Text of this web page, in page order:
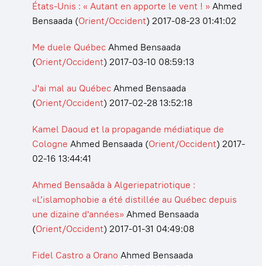
États-Unis : « Autant en apporte le vent ! » Ahmed
Bensaada (Orient/Occident) 2017-08-23 01:41:02
Me duele QuébecAhmed Bensaada
(Orient/Occident) 2017-03-10 08:59:13
J'ai mal au QuébecAhmed Bensaada
(Orient/Occident) 2017-02-28 13:52:18
Kamel Daoud et la propagande médiatique de
Cologne Ahmed Bensaada (Orient/Occident) 2017-
02-16 13:44:41
Ahmed Bensaâda à Algeriepatriotique :
«L’islamophobie a été distillée au Québec depuis
une dizaine d'années» Ahmed Bensaada
(Orient/Occident) 2017-01-31 04:49:08
Fidel Castro a Orano Ahmed Bensaada